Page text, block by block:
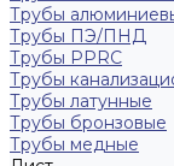
Трубы
Трубы ПЭ/ПНД
Трубы PPRC
Трубы
Трубы латунные
Трубы бронзовые
Трубы медные